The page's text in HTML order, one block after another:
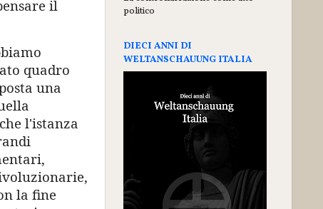
il
quadro
una
l'istanza
la fine
politico
DIECI ANNI DI
WELTANSCHAUUNG ITALIA